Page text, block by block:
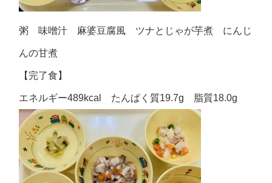
粥 味噌汁 麻婆豆腐風 ツナとじゃが芋煮 にんじ
んの甘煮
【完了食】
エネルギー489kcal たんぱく質19.7g 脂質18.0g